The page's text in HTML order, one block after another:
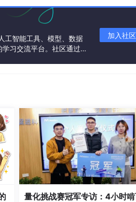
工智能工具、模型、数据
习交流平台。社区通过理
加入社区
量化挑战赛冠军专访：4小时